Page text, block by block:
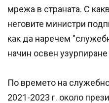
мрежа в страната. С
неговите министри
как да наречем
начин освен
По времето на
2021-2023 г. около